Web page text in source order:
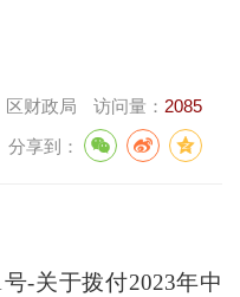
区财政局 访问量： 2085
分享到：
-关于拨付2023年中